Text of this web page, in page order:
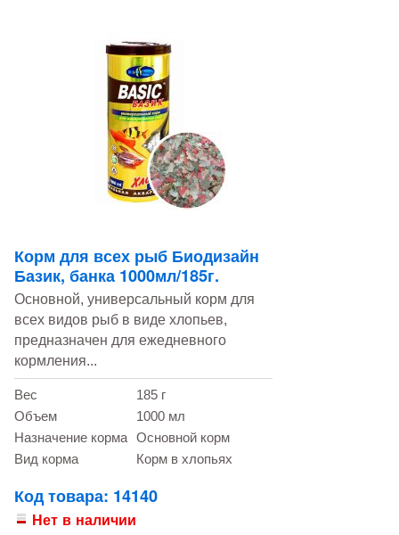
Корм для всех рыб Биодизайн
Базик, банка 1000мл/185г.
Основной, универсальный корм для
всех видов рыб в виде хлопьев,
предназначен для ежедневного
кормления...
Вес
185 г
Объем
1000 мл
Назначение корма
Основной корм
Вид корма
Корм в хлопьях
Код товара: 14140
Нет в наличии